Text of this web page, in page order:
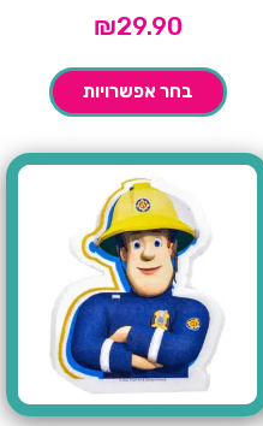
₪29.90
בחר אפשרויות